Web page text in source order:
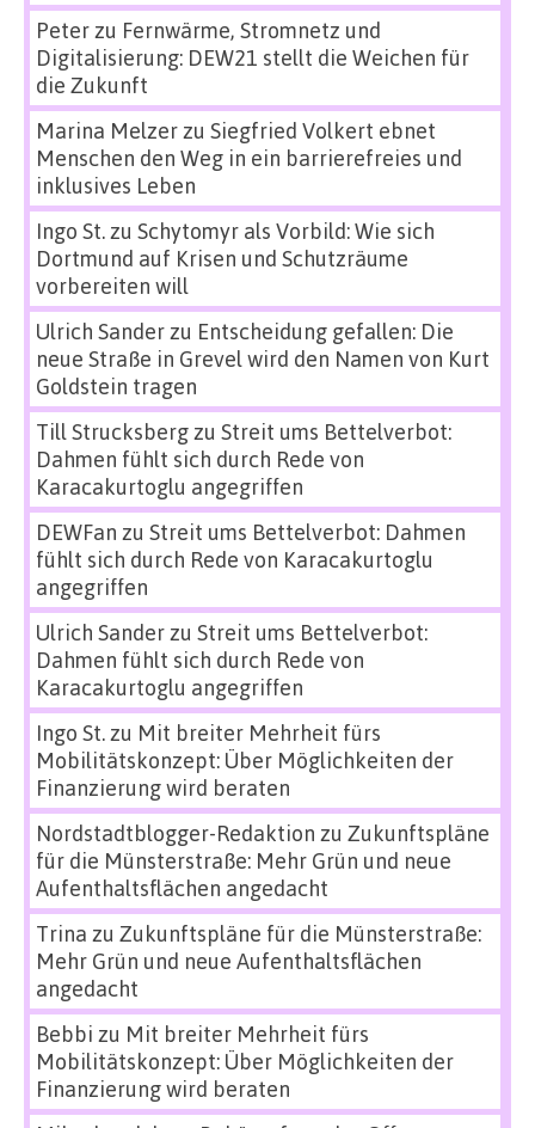
Peterzu Fernwärme, Stromnetz und
Digitalisierung: DEW21 stellt die Weichen für
die Zukunft
Marina Melzerzu Siegfried Volkert ebnet
Menschen den Weg in ein barrierefreies und
inklusives Leben
Ingo St.zu Schytomyr als Vorbild: Wie sich
Dortmund auf Krisen und Schutzräume
vorbereiten will
Ulrich Sanderzu Entscheidung gefallen: Die
neue Straße in Grevel wird den Namen von Kurt
Goldstein tragen
Till Strucksbergzu Streit ums Bettelverbot:
Dahmen fühlt sich durch Rede von
Karacakurtoglu angegriffen
DEWFan zu Streit ums Bettelverbot: Dahmen
fühlt sich durch Rede von Karacakurtoglu
angegriffen
Ulrich Sanderzu Streit ums Bettelverbot:
Dahmen fühlt sich durch Rede von
Karacakurtoglu angegriffen
Ingo St.zu Mit breiter Mehrheit fürs
Mobilitätskonzept: Über Möglichkeiten der
Finanzierung wird beraten
Nordstadtblogger-Redaktion zu Zukunftspläne
für die Münsterstraße: Mehr Grün und neue
Aufenthaltsflächen angedacht
Trina zu Zukunftspläne für die Münsterstraße:
Mehr Grün und neue Aufenthaltsflächen
angedacht
Bebbi zu Mit breiter Mehrheit fürs
Mobilitätskonzept: Über Möglichkeiten der
Finanzierung wird beraten